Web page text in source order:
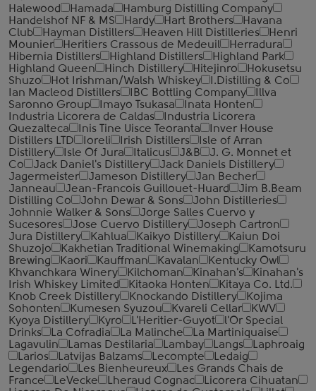
Halewood
Hamada
Hamburg Distilling Company
Handelshof NF & MS
Hardy Hart Brothers
Havana
Club
Hayman Distillers Heaven Hill Distilleries
Henri
Mounier
Heritiers Crassous de Medeuil
Herradura
Hibernia Distillers
Highland Distillers
Highland Park
Highland Queen
Hinch Distillery Hitejinro
Hokusetsu
Shuzo
Hot Irishman/Walsh Whiskey
I.Distilling & Co
Ian Macleod Distillers
IBC Bottling Company
Illva
Saronno Group
Imayo Tsukasa
Inata Honten
Industria Licorera de Caldas
Industria Licorera
Quezalteca
Inis Tine Uisce Teoranta
Inver House
Distillers LTD
Ioreli Irish Distillers
Isle of Arran
Distillery
Isle Of Jura Italicus J&B
J. G. Monnet et
Co
Jack Daniel's Distillery
Jack Daniels Distillery
Jagermeister
Jameson Distillery
Jan Becher
Janneau
Jean-Francois Guillouet-Huard
Jim B.Beam
Distilling Co
John Dewar & Sons
John Distilleries
Johnnie Walker & Sons
Jorge Salles Cuervo y
Sucesores
Jose Cuervo Distillery
Joseph Cartron
Jura Distillery
Kahlua Kaikyo Distillery
Kaiun Doi
Shuzojo
Kakhetian Traditional Winemaking
Kamotsuru
Brewing
Kaori Kauffman Kavalan
Kentucky Owl
Khvanchkara Winery
Kilchoman Kinahan's
Kinahan's
Irish Whiskey Limited
Kitaoka Honten
Kitaya Co. Ltd.
Knob Creek Distillery
Knockando Distillery
Kojima
Sohonten
Kumesen Syuzou Kvareli Cellar
KWV
Kyoya Distillery
Kyro L'Heritier-Guyot
l'Or Special
Drinks
La Cofradia La Malinche
La Martiniquaise
Lagavulin
Lamas Destilaria Lambay Langs
Laphroaig
Larios
Latvijas Balzams Lecompte
Ledaig
Legendario
Les Bienheureux
Les Grands Chais de
France
LeVecke Lheraud Cognac
Licorera Cihuatan